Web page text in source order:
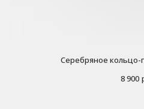
Серебряное кольцо-
8 900